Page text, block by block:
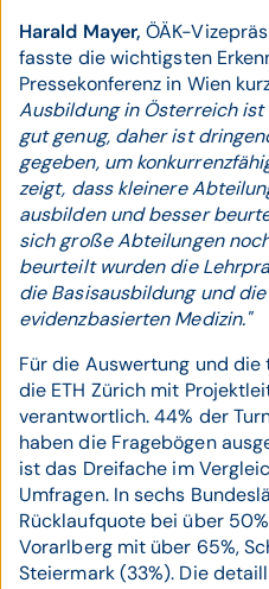
Harald Mayer,ÖÄK-
fasste die wichtigsten
Pressekonferenz in Wien
Ausbildung in Österreich
gut genug, daher ist
gegeben, um
zeigt, dass kleinere
ausbilden und besser
sich große Abteilungen
beurteilt wurden die
die Basisausbildung und
evidenzbasierten Medizin."
Für die Auswertung und
die ETH Zürich mit
verantwortlich. 44% der
haben die Fragebögen
ist das Dreifache im
Umfragen. In sechs
Rücklaufquote bei über
Vorarlberg mit über 65%,
Steiermark (33%). Die